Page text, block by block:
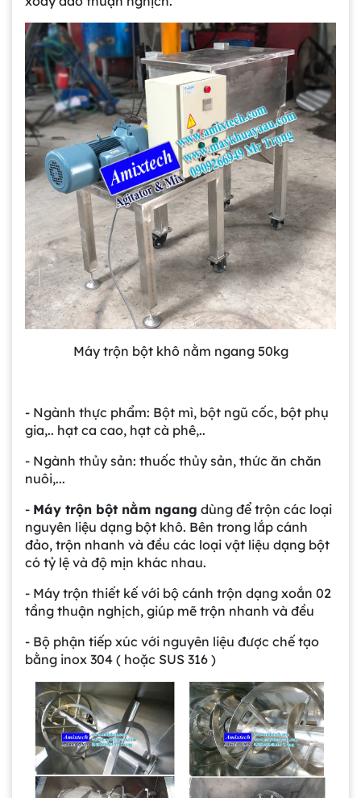
Máy trộn bột khô nằm ngang 50kg
- Ngành thực phẩm: Bột mì, bột ngũ cốc, bột phụ
gia,.. hạt ca cao, hạt cà phê,..
- Ngành thủy sản: thuốc thủy sản, thức ăn chăn
nuôi,...
- Máy trộn bột nằm ngang dùng để trộn các loại
nguyên liệu dạng bột khô. Bên trong lắp cánh
đảo, trộn nhanh và đều các loại vật liệu dạng bột
có tỷ lệ và độ mịn khác nhau.
- Máy trộn thiết kế với bộ cánh trộn dạng xoắn 02
tầng thuận nghịch, giúp mẽ trộn nhanh và đều
- Bộ phận tiếp xúc với nguyên liệu được chế tạo
bằng inox 304 ( hoặc SUS 316 )